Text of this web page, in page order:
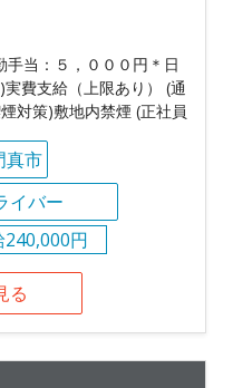
当：５，０００円＊日
費支給（上限あり） (通
対策)敷地内禁煙 (正社員
真市
イバー
240,000円
る